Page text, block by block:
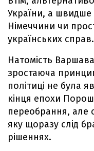
України, а швидше
Німеччини чи
українських справ.
Натомість
зростаюча
політиці не була
кінця епохи
переобрання, але
яку щоразу слід
рішеннях.